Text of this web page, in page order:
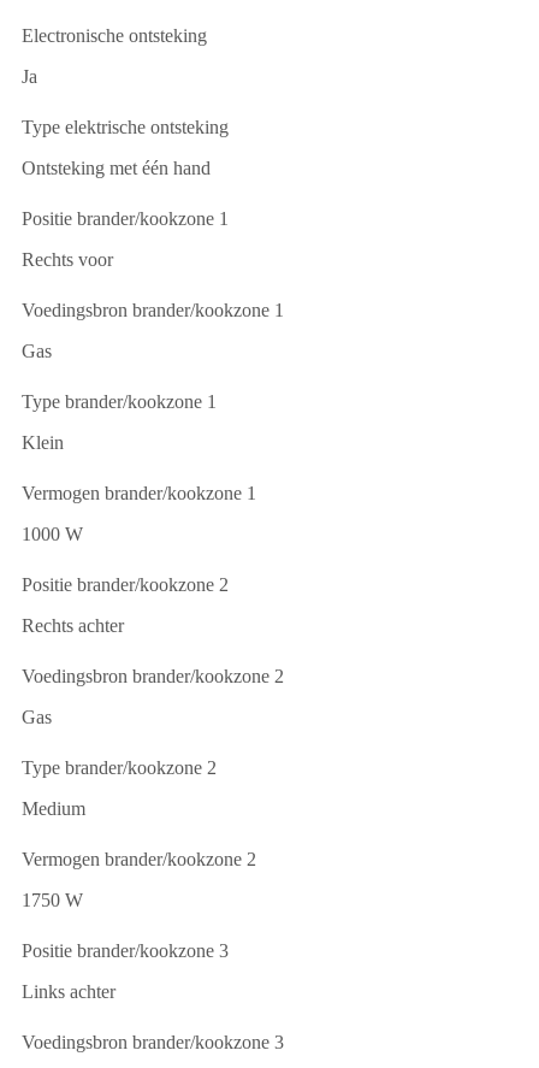
Electronische ontsteking
Ja
Type elektrische ontsteking
Ontsteking met één hand
Positie brander/kookzone 1
Rechts voor
Voedingsbron brander/kookzone 1
Gas
Type brander/kookzone 1
Klein
Vermogen brander/kookzone 1
1000 W
Positie brander/kookzone 2
Rechts achter
Voedingsbron brander/kookzone 2
Gas
Type brander/kookzone 2
Medium
Vermogen brander/kookzone 2
1750 W
Positie brander/kookzone 3
Links achter
Voedingsbron brander/kookzone 3